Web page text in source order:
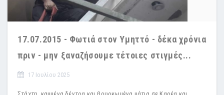
17.07.2015 - Φωτιά στον Υμηττό - δέκα χρόνια
πριν - μην ξαναζήσουμε τέτοιες στιγμές...
17 Ιουλίου 2025